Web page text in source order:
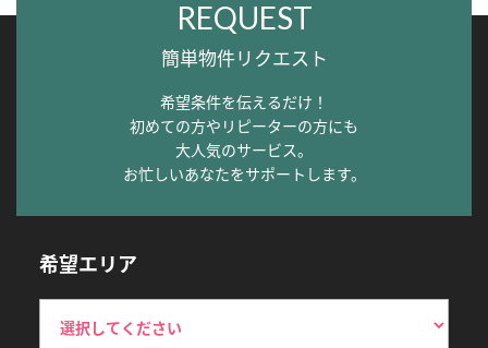
REQUEST
簡単物件リクエスト
希望条件を伝えるだけ！
初めての方やリピーターの方にも
大人気のサービス。
お忙しいあなたをサポートします。
希望エリア